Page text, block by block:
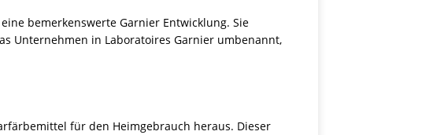
bemerkenswerte Garnier Entwicklung. Sie
Unternehmen in Laboratoires Garnier umbenannt,
für den Heimgebrauch heraus. Dieser